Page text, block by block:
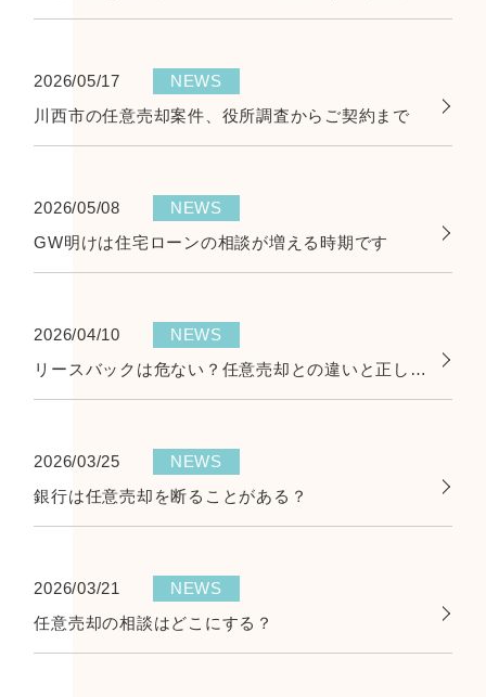
2026/05/17
NEWS
川西市の任意売却案件、役所調査からご契約まで
2026/05/08
NEWS
GW明けは住宅ローンの相談が増える時期です
2026/04/10
NEWS
リースバックは危ない？任意売却との違いと正しい考え方
2026/03/25
NEWS
銀行は任意売却を断ることがある？
2026/03/21
NEWS
任意売却の相談はどこにする？